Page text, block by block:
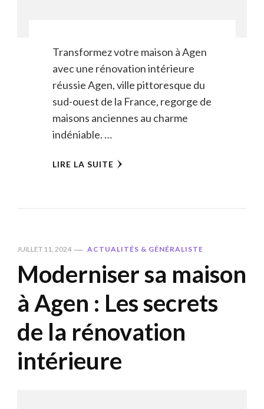
Transformez votre maison à Agen
avec une rénovation intérieure
réussie Agen, ville pittoresque du
sud-ouest de la France, regorge de
maisons anciennes au charme
indéniable. …
LIRE LA SUITE
JUILLET 11, 2024 ACTUALITÉS & GÉNÉRALISTE
Moderniser sa maison
à Agen : Les secrets
de la rénovation
intérieure